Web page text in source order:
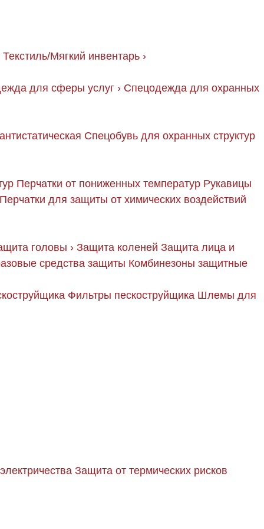
Текстиль/Мягкий инвентарь ›
для сферы услуг › Спецодежда для охранных
Спецобувь для охранных структур
Перчатки от пониженных температур Рукавицы
Перчатки для защиты от химических воздействий
головы › Защита коленей Защита лица и
средства защиты Комбинезоны защитные
Фильтры пескоструйщика Шлемы для
Защита от термических рисков